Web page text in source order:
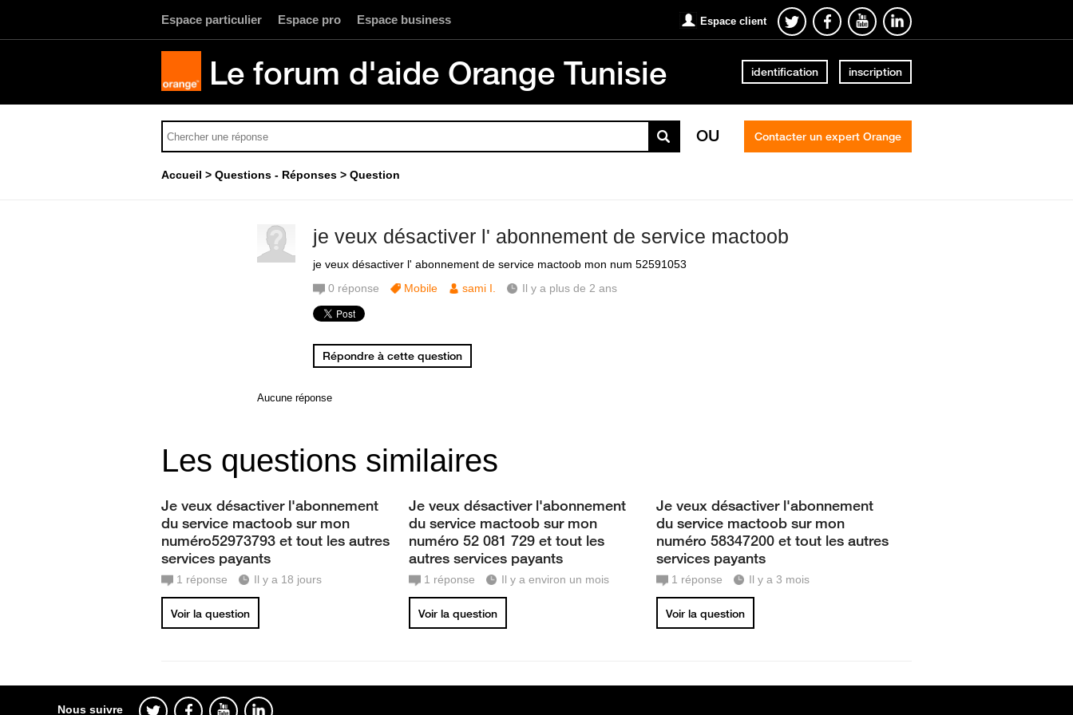
Espace particulier Espace pro Espace business Espace client
Le forum d'aide Orange Tunisie identification inscription
OU Contacter un expert Orange
Accueil Questions - Réponses Question
je veux désactiver l' abonnement de service mactoob
je veux désactiver l' abonnement de service mactoob mon num 52591053
0 réponse Mobile sami I. Il y a plus de 2 ans
Répondre à cette question
Aucune réponse
Les questions similaires
Je veux désactiver l'abonnement
du service mactoob sur mon
numéro52973793 et tout les autres
services payants
1 réponse Il y a 18 jours
Voir la question
Je veux désactiver l'abonnement
du service mactoob sur mon
numéro 52 081 729 et tout les
autres services payants
1 réponse Il y a environ un mois
Voir la question
Je veux désactiver l'abonnement
du service mactoob sur mon
numéro 58347200 et tout les autres
services payants
1 réponse Il y a 3 mois
Voir la question
Nous suivre